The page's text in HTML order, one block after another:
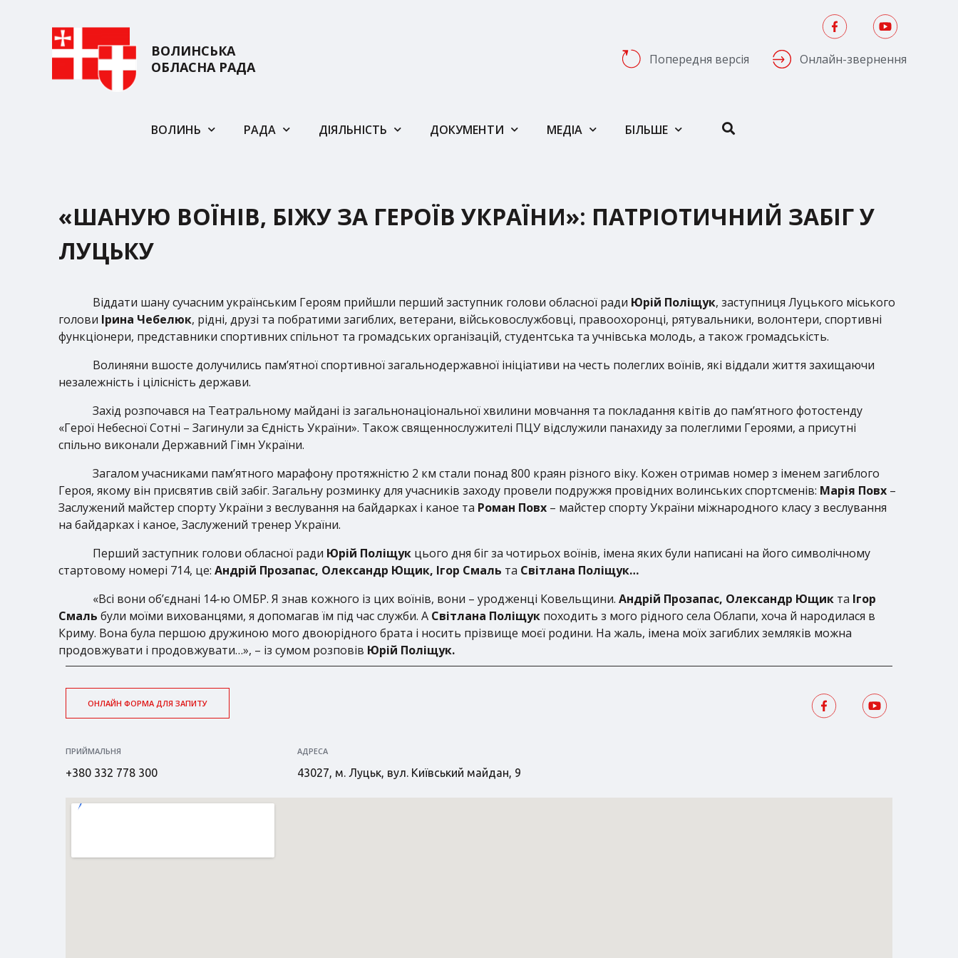
ВОЛИНСЬКА
ОБЛАСНА РАДА
Попередня версія Онлайн-звернення
ВОЛИНЬ РАДА ДІЯЛЬНІСТЬ ДОКУМЕНТИ МЕДІА БІЛЬШЕ
«ШАНУЮ ВОЇНІВ, БІЖУ ЗА ГЕРОЇВ УКРАЇНИ»: ПАТРІОТИЧНИЙ ЗАБІГ У
ЛУЦЬКУ
Віддати шану сучасним українським Героям прийшли перший заступник голови обласної ради Юрій Поліщук, заступниця Луцького міського
голови Ірина Чебелюк, рідні, друзі та побратими загиблих, ветерани, військовослужбовці, правоохоронці, рятувальники, волонтери, спортивні
функціонери, представники спортивних спільнот та громадських організацій, студентська та учнівська молодь, а також громадськість.
Волиняни вшосте долучились пам’ятної спортивної загальнодержавної ініціативи на честь полеглих воїнів, які віддали життя захищаючи
незалежність і цілісність держави.
Захід розпочався на Театральному майдані із загальнонаціональної хвилини мовчання та покладання квітів до пам’ятного фотостенду
«Герої Небесної Сотні – Загинули за Єдність України». Також священнослужителі ПЦУ відслужили панахиду за полеглими Героями, а присутні
спільно виконали Державний Гімн України.
Загалом учасниками пам’ятного марафону протяжністю 2 км стали понад 800 краян різного віку. Кожен отримав номер з іменем загиблого
Героя, якому він присвятив свій забіг. Загальну розминку для учасників заходу провели подружжя провідних волинських спортсменів: Марія Повх –
Заслужений майстер спорту України з веслування на байдарках і каное та Роман Повх – майстер спорту України міжнародного класу з веслування
на байдарках і каное, Заслужений тренер України.
Перший заступник голови обласної ради Юрій Поліщук цього дня біг за чотирьох воїнів, імена яких були написані на його символічному
стартовому номері 714, це: Андрій Прозапас, Олександр Ющик, Ігор Смаль та Світлана Поліщук…
«Всі вони об’єднані 14-ю ОМБР. Я знав кожного із цих воїнів, вони – уродженці Ковельщини. Андрій Прозапас, Олександр Ющик та Ігор
Смаль були моїми вихованцями, я допомагав їм під час служби. А Світлана Поліщук походить з мого рідного села Облапи, хоча й народилася в
Криму. Вона була першою дружиною мого двоюрідного брата і носить прізвище моєї родини. На жаль, імена моїх загиблих земляків можна
продовжувати і продовжувати…», – із сумом розповів Юрій Поліщук.
ОНЛАЙН ФОРМА ДЛЯ ЗАПИТУ
ПРИЙМАЛЬНЯ
+380 332 778 300
АДРЕСА
43027, м. Луцьк, вул. Київський майдан, 9